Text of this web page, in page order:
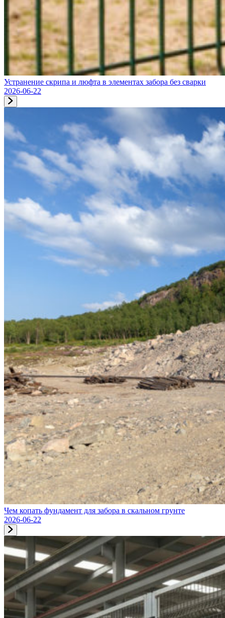
Устранение скрипа и люфта в элементах забора без сварки
2026-06-22
Чем копать фундамент для забора в скальном грунте
2026-06-22